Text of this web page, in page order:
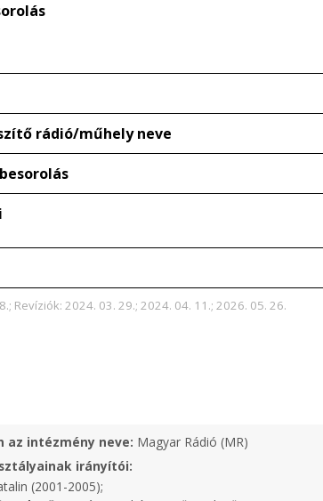
rádió/műhely neve
Revíziók: 2024. 03. 29.; 2024. 04. 11.; 2026. 05. 26.
az intézmény neve: Magyar Rádió (MR)
irányítói:
(2001-2005);